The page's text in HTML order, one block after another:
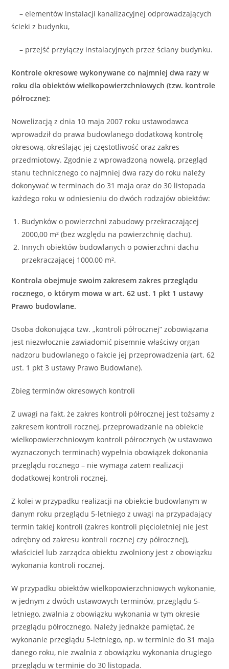
– elementów instalacji kanalizacyjnej odprowadzających
ścieki z budynku,
– przejść przyłączy instalacyjnych przez ściany budynku.
Kontrole okresowe wykonywane co najmniej dwa razy w
roku dla obiektów wielkopowierzchniowych (tzw. kontrole
półroczne):
Nowelizacją z dnia 10 maja 2007 roku ustawodawca
wprowadził do prawa budowlanego dodatkową kontrolę
okresową, określając jej częstotliwość oraz zakres
przedmiotowy. Zgodnie z wprowadzoną nowelą, przegląd
stanu technicznego co najmniej dwa razy do roku należy
dokonywać w terminach do 31 maja oraz do 30 listopada
każdego roku w odniesieniu do dwóch rodzajów obiektów:
Budynków o powierzchni zabudowy przekraczającej
2000,00 m² (bez względu na powierzchnię dachu).
Innych obiektów budowlanych o powierzchni dachu
przekraczającej 1000,00 m².
Kontrola obejmuje swoim zakresem zakres przeglądu
rocznego, o którym mowa w art. 62 ust. 1 pkt 1 ustawy
Prawo budowlane.
Osoba dokonująca tzw. „kontroli półrocznej” zobowiązana
jest niezwłocznie zawiadomić pisemnie właściwy organ
nadzoru budowlanego o fakcie jej przeprowadzenia (art. 62
ust. 1 pkt 3 ustawy Prawo Budowlane).
Zbieg terminów okresowych kontroli
Z uwagi na fakt, że zakres kontroli półrocznej jest tożsamy z
zakresem kontroli rocznej, przeprowadzanie na obiekcie
wielkopowierzchniowym kontroli półrocznych (w ustawowo
wyznaczonych terminach) wypełnia obowiązek dokonania
przeglądu rocznego – nie wymaga zatem realizacji
dodatkowej kontroli rocznej.
Z kolei w przypadku realizacji na obiekcie budowlanym w
danym roku przeglądu 5-letniego z uwagi na przypadający
termin takiej kontroli (zakres kontroli pięcioletniej nie jest
odrębny od zakresu kontroli rocznej czy półrocznej),
właściciel lub zarządca obiektu zwolniony jest z obowiązku
wykonania kontroli rocznej.
W przypadku obiektów wielkopowierzchniowych wykonanie,
w jednym z dwóch ustawowych terminów, przeglądu 5-
letniego, zwalnia z obowiązku wykonania w tym okresie
przeglądu półrocznego. Należy jednakże pamiętać, że
wykonanie przeglądu 5-letniego, np. w terminie do 31 maja
danego roku, nie zwalnia z obowiązku wykonania drugiego
przeglądu w terminie do 30 listopada.